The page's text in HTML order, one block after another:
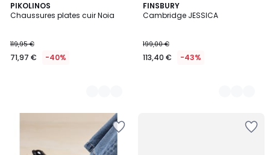
PIKOLINOS
Chaussures plates cuir Noia
119,95 €
71,97 € -40%
2
Couleurs
FINSBURY
Cambridge JESSICA
199,00 €
113,40 € -43%
2
Couleurs